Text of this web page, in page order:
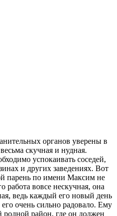
органов уверены в
скучная и нудная.
успокаивать соседей,
и других заведениях. Вот
парень по имени Максим не
работа вовсе нескучная, она
ведь каждый его новый день
очень сильно радовало. Ему
родной район, где он должен